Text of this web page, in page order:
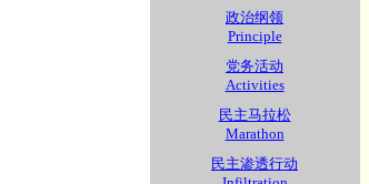
政治纲领
Principle
党务活动
Activities
民主马拉松
Marathon
民主渗透行动